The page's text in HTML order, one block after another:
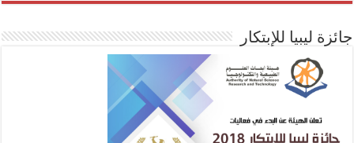
جائزة ليبيا للإبتكار